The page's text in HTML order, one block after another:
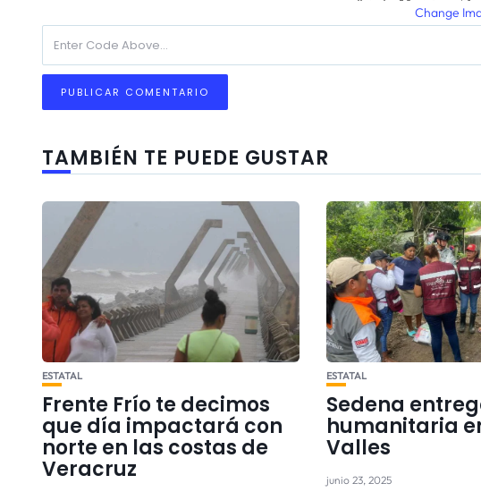
Change
TAMBIÉN TE PUEDE GUSTAR
ESTATAL
Frente Frío te decimos
que día impactará con
norte en las costas de
Veracruz
ESTATAL
Sedena
humanitaria
Valles
junio 23, 2025